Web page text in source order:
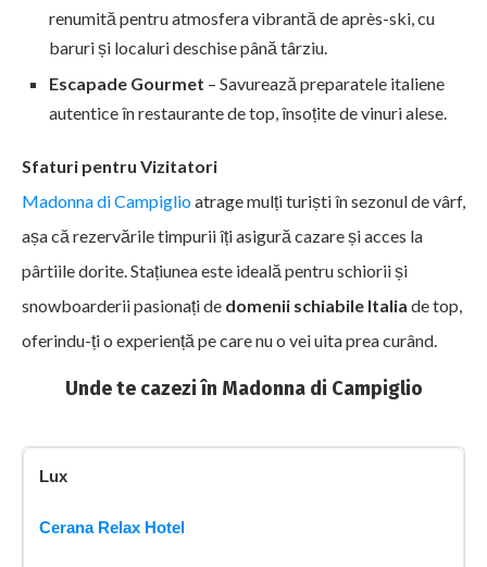
renumită pentru atmosfera vibrantă de après-ski, cu
baruri și localuri deschise până târziu.
Escapade Gourmet – Savurează preparatele italiene
autentice în restaurante de top, însoțite de vinuri alese.
Sfaturi pentru Vizitatori
Madonna di Campiglioatrage mulți turiști în sezonul de vârf,
așa că rezervările timpurii îți asigură cazare și acces la
pârtiile dorite. Stațiunea este ideală pentru schiorii și
snowboarderii pasionați de domenii schiabile Italia de top,
oferindu-ți o experiență pe care nu o vei uita prea curând.
Unde te cazezi în Madonna di Campiglio
Lux
Cerana Relax Hotel